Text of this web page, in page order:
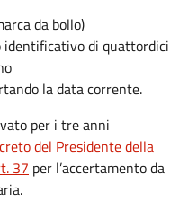
da bollo)
identificativo di quattordici
la data corrente.
per i tre anni
del Presidente della
37 per l’accertamento da